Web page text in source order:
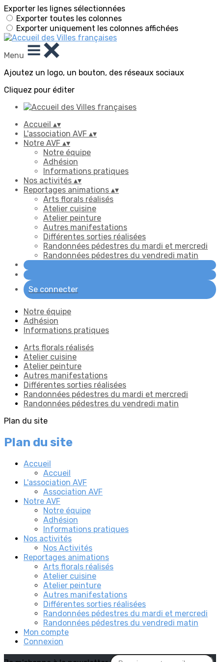
Exporter les lignes sélectionnées
Exporter toutes les colonnes
Exporter uniquement les colonnes affichées
Menu
Ajoutez un logo, un bouton, des réseaux sociaux
Cliquez pour éditer
Accueil ▴▾
L'association AVF ▴▾
Notre AVF ▴▾
Notre équipe
Adhésion
Informations pratiques
Nos activités ▴▾
Reportages animations ▴▾
Arts florals réalisés
Atelier cuisine
Atelier peinture
Autres manifestations
Différentes sorties réalisées
Randonnées pédestres du mardi et mercredi
Randonnées pédestres du vendredi matin
Se connecter
Notre équipe
Adhésion
Informations pratiques
Arts florals réalisés
Atelier cuisine
Atelier peinture
Autres manifestations
Différentes sorties réalisées
Randonnées pédestres du mardi et mercredi
Randonnées pédestres du vendredi matin
Plan du site
Plan du site
Accueil
Accueil
L'association AVF
Association AVF
Notre AVF
Notre équipe
Adhésion
Informations pratiques
Nos activités
Nos Activités
Reportages animations
Arts florals réalisés
Atelier cuisine
Atelier peinture
Autres manifestations
Différentes sorties réalisées
Randonnées pédestres du mardi et mercredi
Randonnées pédestres du vendredi matin
Mon compte
Connexion